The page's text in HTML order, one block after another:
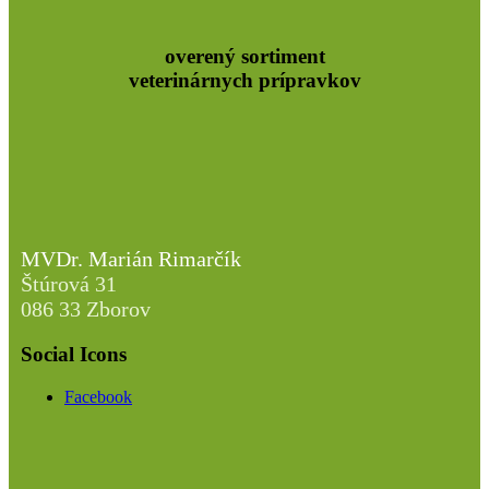
overený sortiment
veterinárnych prípravkov
MVDr. Marián Rimarčík
Štúrová 31
086 33 Zborov
Social Icons
Facebook